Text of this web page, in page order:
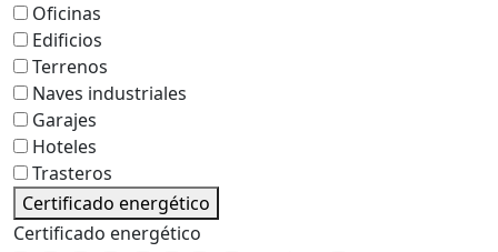
Oficinas
Edificios
Terrenos
Naves industriales
Garajes
Hoteles
Trasteros
Certificado energético
Certificado energético